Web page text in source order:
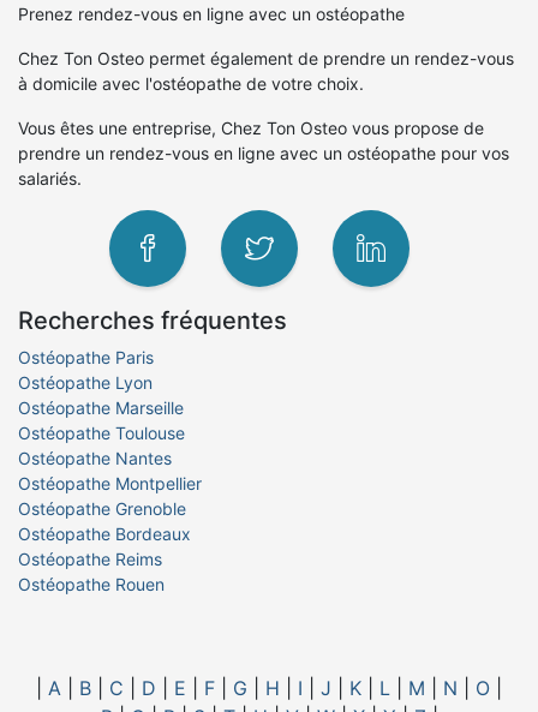
Prenez rendez-vous en ligne avec un ostéopathe
Chez Ton Osteo permet également de prendre un rendez-vous
à domicile avec l'ostéopathe de votre choix.
Vous êtes une entreprise, Chez Ton Osteo vous propose de
prendre un rendez-vous en ligne avec un ostéopathe pour vos
salariés.
Recherches fréquentes
Ostéopathe Paris
Ostéopathe Lyon
Ostéopathe Marseille
Ostéopathe Toulouse
Ostéopathe Nantes
Ostéopathe Montpellier
Ostéopathe Grenoble
Ostéopathe Bordeaux
Ostéopathe Reims
Ostéopathe Rouen
A B C D E F G H I J K L M N O